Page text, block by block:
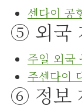
센다이 공
⑤ 외국
주일 외국
주센다이
⑥ 정보